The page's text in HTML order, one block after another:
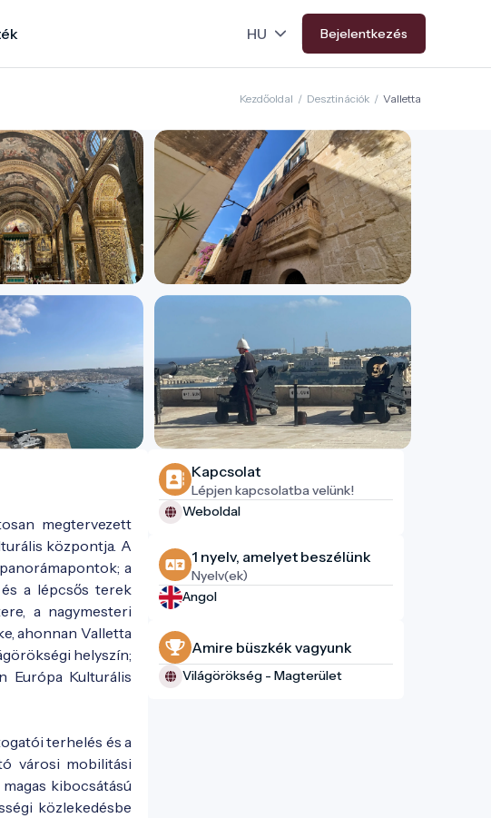
Bejelentkezés
Kezdőoldal / Desztinációk / Valletta
megtervezett
központja. A
a
a lépcsős terek
a nagymesteri
ahonnan Valletta
helyszín;
Európa Kulturális
terhelés és a
városi mobilitási
kibocsátású
közlekedésbe
Kapcsolat
Lépjen kapcsolatba velünk!
Weboldal
1 nyelv, amelyet beszélünk
Nyelv(ek)
Angol
Amire büszkék vagyunk
Világörökség - Magterület